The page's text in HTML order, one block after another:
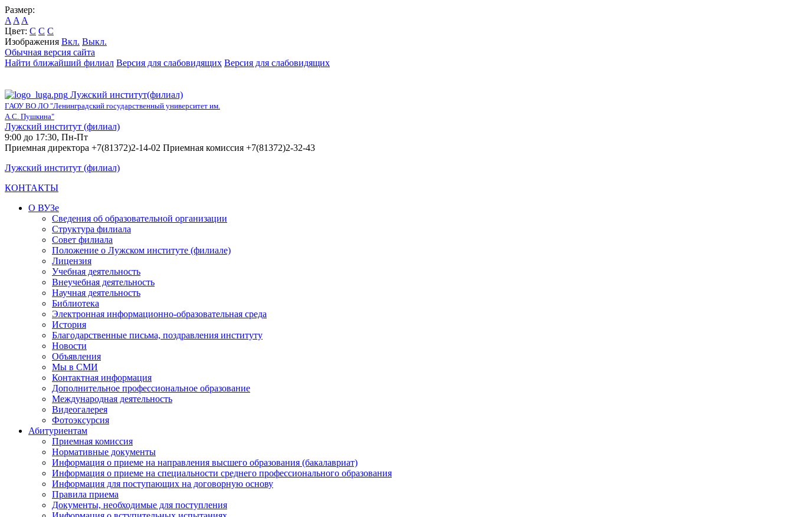
Размер:
A A A
Цвет: C C C
Изображения Вкл. Выкл.
Обычная версия сайта
Найти ближайший филиал Версия для слабовидящих Версия для слабовидящих
Лужский институт(филиал)
ГАОУ ВО ЛО "Ленинградский государственный университет им.
А.С. Пушкина"
Лужский институт (филиал)
9:00 до 17:30, Пн-Пт
Приемная директора +7(81372)2-14-02 Приемная комиссия +7(81372)2-32-43
Лужский институт (филиал)
КОНТАКТЫ
О ВУЗе
Сведения об образовательной организации
Структура филиала
Совет филиала
Положение о Лужском институте (филиале)
Лицензия
Учебная деятельность
Внеучебная деятельность
Научная деятельность
Библиотека
Электронная информационно-образовательная среда
История
Благодарственные письма, поздравления институту
Новости
Объявления
Мы в СМИ
Контактная информация
Дополнительное профессиональное образование
Международная деятельность
Видеогалерея
Фотоэксурсия
Абитуриентам
Приемная комиссия
Нормативные документы
Информация о приеме на направления высшего образования (бакалавриат)
Информация о приеме на специальности среднего профессионального образования
Информация для поступающих на договорную основу
Правила приема
Документы, необходимые для поступления